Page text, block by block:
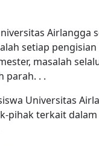
Airlangga
setiap pengisian
masalah
parah. . .
Universitas
pihak terkait